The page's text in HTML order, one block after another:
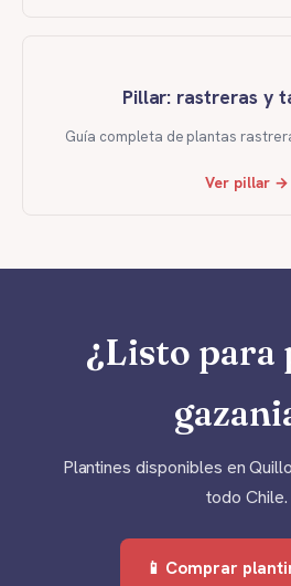
Pillar: rastreras y
Guía completa de plantas
Ver pillar →
¿Listo para
Plantines disponibles en
todo Chile.
📱 Comprar